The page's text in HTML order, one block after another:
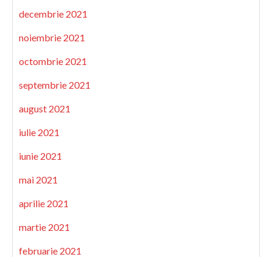
decembrie 2021
noiembrie 2021
octombrie 2021
septembrie 2021
august 2021
iulie 2021
iunie 2021
mai 2021
aprilie 2021
martie 2021
februarie 2021